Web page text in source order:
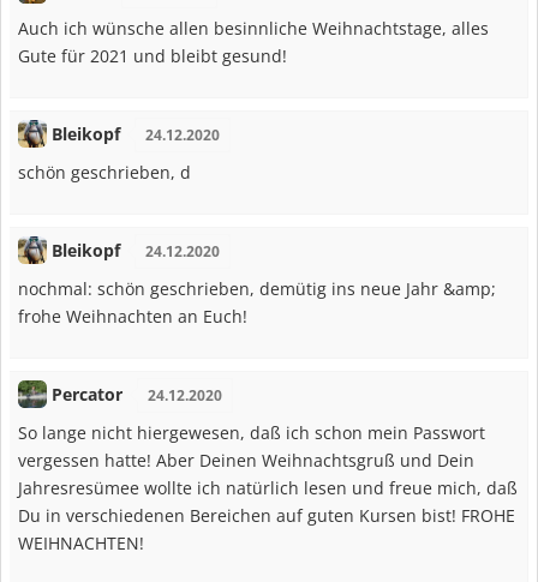
Auch ich wünsche allen besinnliche Weihnachtstage, alles
Gute für 2021 und bleibt gesund!
Bleikopf 24.12.2020
schön geschrieben, d
Bleikopf 24.12.2020
nochmal: schön geschrieben, demütig ins neue Jahr &amp;
frohe Weihnachten an Euch!
Percator 24.12.2020
So lange nicht hiergewesen, daß ich schon mein Passwort
vergessen hatte! Aber Deinen Weihnachtsgruß und Dein
Jahresresümee wollte ich natürlich lesen und freue mich, daß
Du in verschiedenen Bereichen auf guten Kursen bist! FROHE
WEIHNACHTEN!